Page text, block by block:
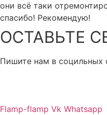
они всё таки
спасибо! Рекомендую!
ОСТАВЬТЕ
Пишите нам в социльных
Flamp-flamp Vk Whatsapp